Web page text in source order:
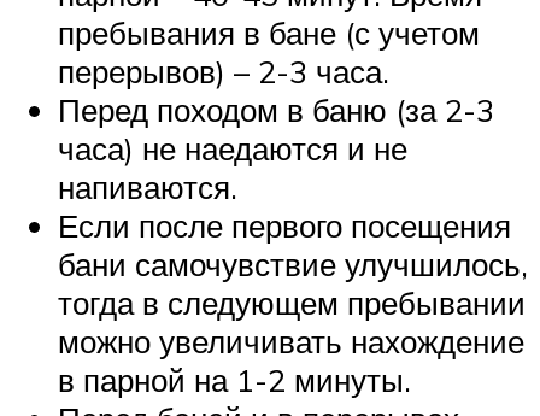
пребывания в бане (с учетом
перерывов) – 2-3 часа.
Перед походом в баню (за 2-3
часа) не наедаются и не
напиваются.
Если после первого посещения
бани самочувствие улучшилось,
тогда в следующем пребывании
можно увеличивать нахождение
в парной на 1-2 минуты.